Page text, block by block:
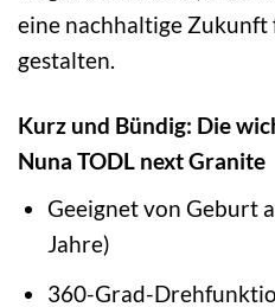
eine nachhaltige
gestalten.
Kurz und Bündig: Die
Nuna TODL next Granite
Geeignet von Geburt
Jahre)
360-Grad-